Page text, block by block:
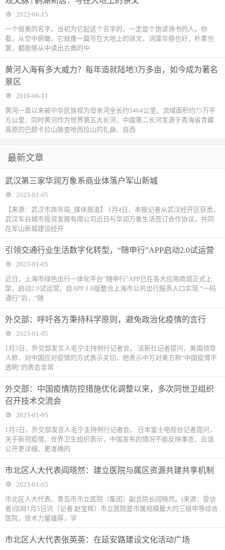
2022-06-15
一个很美的名字。当初为它起这个名字的，一定是个饱读诗书的人。你
看，从空中俯瞰，它就像一篇写在大地上的骈文，词藻华丽也好，朴素也
罢，都能够从中读出古典的中
黄河入海有多大威力？每年造就陆地3万多亩，如今成为著名
景区
2019-06-11
黄河一直以来被中华民族视为母亲河全长约5464公里，流域面积约75万平
方公里，同时黄河作为世界第五大长河，中国第二长河发源于青海省青藏
高原的巴颜卡拉山脉查哈西拉山的扎曲，自西
最新文章
武汉第三家华润万象系商业体落户军山新城
2023-01-05
【来源：武汉市商务局_媒体报道】 1月4日，本报记者从武汉经开区获悉，
武汉车谷城市投资发展有限公司近日与华润万象生活签订合作协议，共同
在军山新城建设经开
引领交通行业生活数字化转型，“随申行”APP启动2.0试运营
2023-01-05
近日，上海市绿色出行一体化平台“随申行”APP已在各大应用商城正式上
架，启动2.0试运营。自APP 1.0版整合上海市公共出行服务入口实现 “一码
通行”后，“随
外交部：呼吁各方秉持科学原则，避免政治化疫情的言行
2023-01-05
1月5日，外交部发言人毛宁主持例行记者会。 法新社记者提问，美国领导
人称，对中国应对疫情的方式表示关切，他表示中方对美方称“中国疫情不
透明”的表态非常
外交部：中国疫情防控措施优化调整以来，多次同世卫组织
召开技术交流会
2023-01-05
1月5日，外交部发言人毛宁主持例行记者会。 日本富士电视台记者提问，
关于新冠疫情，世界卫生组织表示，中国发布的情况不能反映事态，应该
公开更详细、更准确的
市北区人大代表阎晓然：建立医院与属区资源共建共享机制
2023-01-05
市北区人大代表、青岛市市立医院（集团）副总院长阎晓然。(来源：受访
者)信网1月5日讯（记者 赵宝辉）市立医院是市属规模最大的三级甲等综合
医院，技术力量雄厚，学
市北区人大代表张英英：在延安路建设文化活动广场